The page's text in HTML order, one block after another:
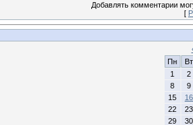
Добавлять комментарии
[
Пн
Вт
1
2
8
9
15
16
22
23
29
30